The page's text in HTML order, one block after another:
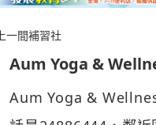
一間補習社
Aum Yoga &
Aum Yoga &